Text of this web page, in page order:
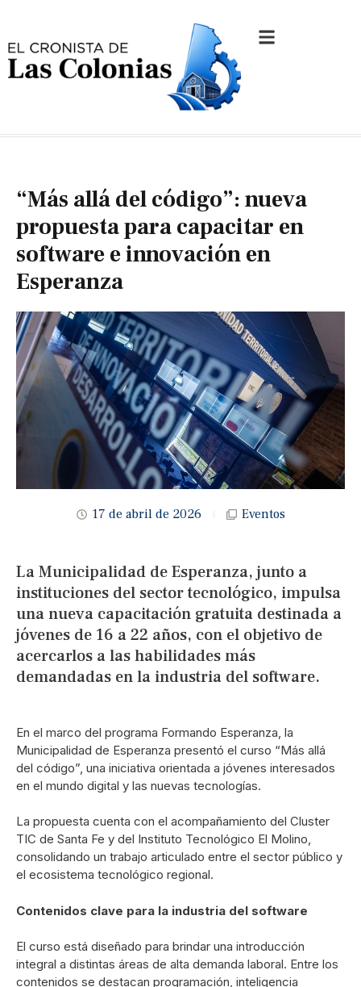
“Más allá del código”: nueva
propuesta para capacitar en
software e innovación en
Esperanza
17 de abril de 2026 Eventos
La Municipalidad de Esperanza, junto a
instituciones del sector tecnológico, impulsa
una nueva capacitación gratuita destinada a
jóvenes de 16 a 22 años, con el objetivo de
acercarlos a las habilidades más
demandadas en la industria del software.
En el marco del programa Formando Esperanza, la
Municipalidad de Esperanza presentó el curso “Más allá
del código”, una iniciativa orientada a jóvenes interesados
en el mundo digital y las nuevas tecnologías.
La propuesta cuenta con el acompañamiento del Cluster
TIC de Santa Fe y del Instituto Tecnológico El Molino,
consolidando un trabajo articulado entre el sector público y
el ecosistema tecnológico regional.
Contenidos clave para la industria del software
El curso está diseñado para brindar una introducción
integral a distintas áreas de alta demanda laboral. Entre los
contenidos se destacan programación, inteligencia